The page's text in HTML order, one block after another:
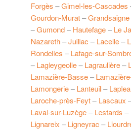
Forgès –Gimel-les-Cascades
Gourdon-Murat–Grandsaigne
–Gumond–Hautefage–Le
Nazareth–Juillac –Lacelle–
Rondelles –Lafage-sur-
–Lagleygeolle–Lagraulière–
Lamazière-Basse–
Lamongerie–Lanteuil–
Laroche-près-Feyt–Lascaux
Laval-sur-Luzège–Lestards –
Lignareix –Ligneyrac –